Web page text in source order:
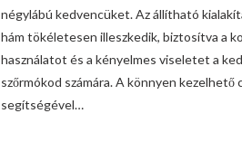
négylábú kedvencüket. Az állítható
hám tökéletesen illeszkedik, biztosítva a
használatot és a kényelmes viseletet a
szőrmókod számára. A könnyen kezelhető
segítségével…